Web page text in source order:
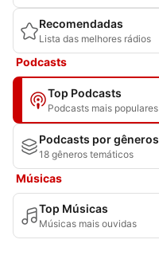
Recomendadas
Lista das melhores rádios
Podcasts
Top Podcasts
Podcasts mais populares
Podcasts por gêneros
18 gêneros temáticos
Músicas
Top Músicas
Músicas mais ouvidas